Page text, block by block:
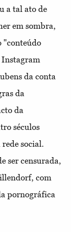
a tal ato de
em sombra,
"conteúdo
Instagram
da conta
da
da
séculos
social.
ser censurada,
com
pornográfica